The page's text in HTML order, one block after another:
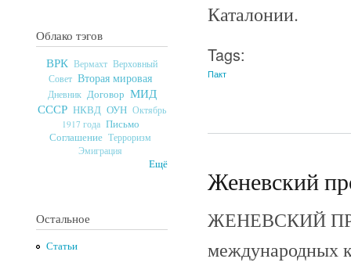
Облако тэгов
ВРК Вермахт Верховный
Совет Вторая мировая
Дневник Договор МИД
СССР НКВД ОУН Октябрь
1917 года Письмо
Соглашение Терроризм
Эмиграция
Ещё
Остальное
Статьи
Каталонии.
Tags:
Пакт
Женевский
ЖЕНЕВСКИЙ
международных